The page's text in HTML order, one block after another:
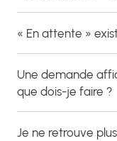
« En attente »
Une demande
que dois-je faire ?
Je ne retrouve